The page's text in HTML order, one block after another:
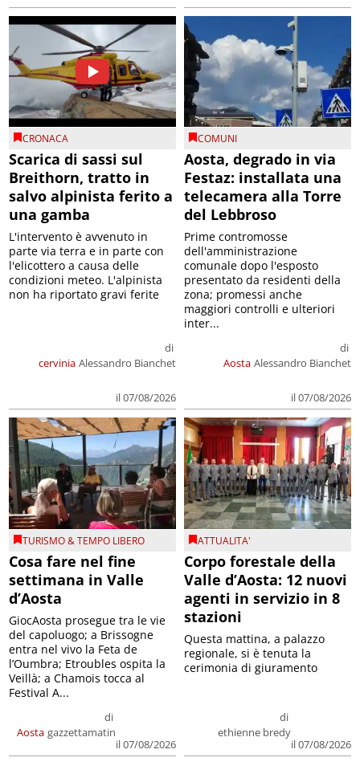
CRONACA
Scarica di sassi sul
Breithorn, tratto in
salvo alpinista ferito a
una gamba
cervinia
di
Alessandro Bianchet
il 07/08/2026
L'intervento è avvenuto in
parte via terra e in parte con
l'elicottero a causa delle
condizioni meteo. L'alpinista
non ha riportato gravi ferite
COMUNI
Aosta, degrado in via
Festaz: installata una
telecamera alla Torre
del Lebbroso
Aosta
di
Alessandro Bianchet
il 07/08/2026
Prime contromosse
dell'amministrazione
comunale dopo l'esposto
presentato da residenti della
zona; promessi anche
maggiori controlli e ulteriori
inter...
TURISMO & TEMPO LIBERO
Cosa fare nel fine
settimana in Valle
d’Aosta
Aosta
di
gazzettamatin
il 07/08/2026
GiocAosta prosegue tra le vie
del capoluogo; a Brissogne
entra nel vivo la Feta de
l’Oumbra; Etroubles ospita la
Veillà; a Chamois tocca al
Festival A...
ATTUALITA'
Corpo forestale della
Valle d’Aosta: 12 nuovi
agenti in servizio in 8
stazioni
di
ethienne bredy
il 07/08/2026
Questa mattina, a palazzo
regionale, si è tenuta la
cerimonia di giuramento